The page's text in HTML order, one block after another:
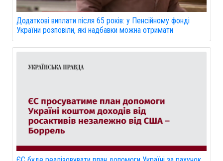
Додаткові виплати після 65 років: у Пенсійному фонді
України розповіли, які надбавки можна отримати